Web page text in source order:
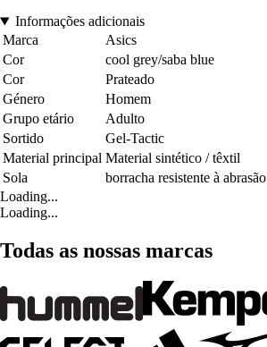
Informações adicionais
Marca
Asics
Cor
cool grey/saba blue
Cor
Prateado
Género
Homem
Grupo etário
Adulto
Sortido
Gel-Tactic
Material principal Material sintético / têxtil
Sola
borracha resistente à abrasão
Loading...
Loading...
Todas as nossas marcas